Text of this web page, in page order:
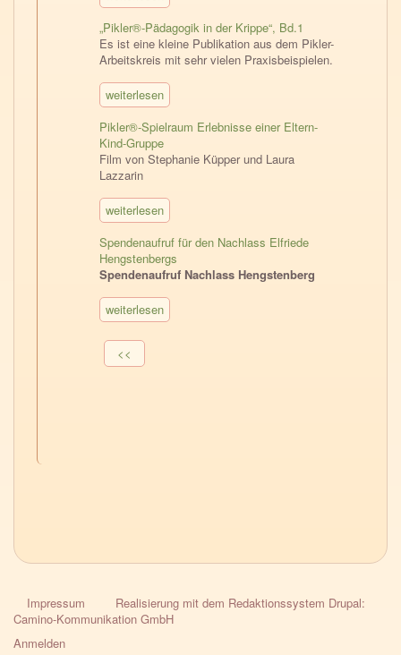
„Pikler®-Pädagogik in der Krippe“, Bd.1
Es ist eine kleine Publikation aus dem Pikler-
Arbeitskreis mit sehr vielen Praxisbeispielen.
weiterlesen
Pikler®-Spielraum Erlebnisse einer Eltern-
Kind-Gruppe
Film von Stephanie Küpper und Laura
Lazzarin
weiterlesen
Spendenaufruf für den Nachlass Elfriede
Hengstenbergs
Spendenaufruf Nachlass Hengstenberg
weiterlesen
Seitennummerierung
Vorherige
Seite
<<
HPG-
Fussnavigation
Impressum
Realisierung mit dem Redaktionssystem Drupal:
Camino-Kommunikation GmbH
Anmelden